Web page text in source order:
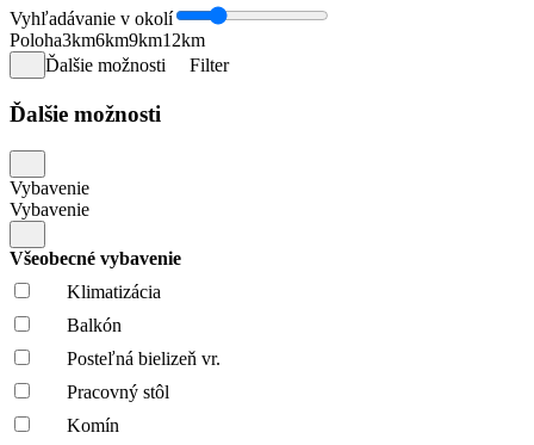
Vyhľadávanie v okolí
Poloha3km6km9km12km
Ďalšie možnosti
Filter
Ďalšie možnosti
Vybavenie
Vybavenie
Všeobecné vybavenie
Klimatizácia
Balkón
Posteľná bielizeň vr.
Pracovný stôl
Komín